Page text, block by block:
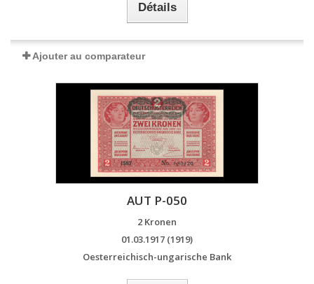
Détails
Ajouter au comparateur
AUT P-050
2 Kronen
01.03.1917 (1919)
Oesterreichisch-ungarische Bank